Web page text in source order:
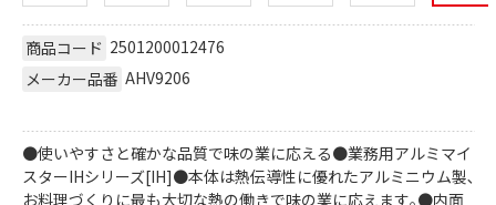
商品コード 2501200012476
メーカー品番 AHV9206
●使いやすさと確かな品質で味の業に応える●業務用アルミマイ
スターIHシリーズ[IH]●本体は熱伝導性に優れたアルミニウム製､
お料理づくりに最も大切な熱の働きで味の業に応えます｡●内面